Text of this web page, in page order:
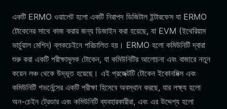
একটি ERMO ওয়ালেট হলো একটি নিরাপদ ডিজিটাল ইন্টারফেস যা ERMO
টোকেনের সাথে কাজ করার জন্য ডিজাইন করা হয়েছে, যা EVM (ইথেরিয়াম
ভার্চুয়াল মেশিন) ব্লকচেইনে পরিচালিত হয়। ERMO হলো কমিউনিটি দ্বারা
শুরু করা একটি পরীক্ষামূলক টোকেন, যা কমিউনিটির আলোচনা এবং বাজারে নতুন
কয়েন লঞ্চ থেকে উদ্ভূত হয়েছে। এই প্রজেক্টটি টোকেন ইকোনমিক্স এবং
কমিউনিটি গভর্নেন্সের একটি পরীক্ষা হিসেবে অবস্থান করছে, যার লক্ষ্য হলো
অন-চেইন ট্রেডার এবং কমিউনিটি ব্যবহারকারীরা, এবং এর উদ্দেশ্য হলো